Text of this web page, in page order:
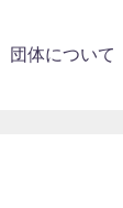
団体について